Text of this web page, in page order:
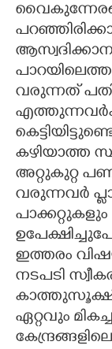
വരുന്നത്
കഴിയാത്ത
അറ്റുകുറ്റ
വരുന്നവ‍ർ
പാക്കറ്റുകളും
ഇത്തരം
നടപടി
ഏറ്റവും